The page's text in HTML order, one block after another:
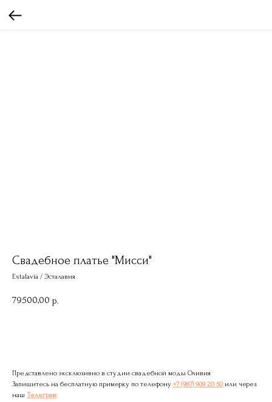
Свадебное платье "Мисси"
Estalavia / Эсталавия
79500,00 р.
Представлено эксклюзивно в студии свадебной моды Оливия
Запишитесь на бесплатную примерку по телефону +7 (987) 909 20 50или через
наш Телеграм